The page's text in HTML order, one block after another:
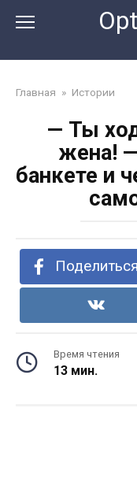
Главная » Истории
— Ты
жена!
банкете и
Время чтения
13 мин.